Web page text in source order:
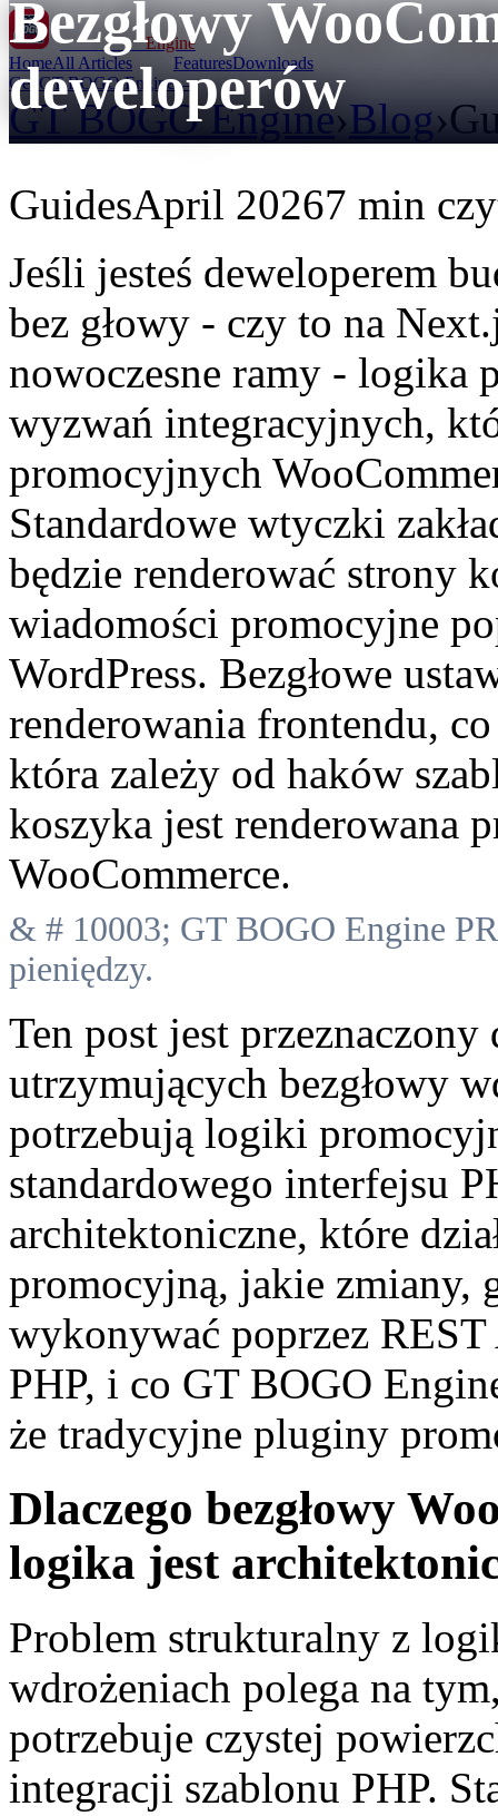
GT BOGOEngine
HomeAll Articles FeaturesDownloads
Get GT BOGO Engine →
GT BOGO Engine›Blog›
Bezgłowy
deweloperów
GuidesApril 20267 min
Jeśli jesteś deweloperem
bez głowy - czy to na
nowoczesne ramy - logika
wyzwań integracyjnych,
promocyjnych
Standardowe wtyczki
będzie renderować strony
wiadomości promocyjne
WordPress. Bezgłowe
renderowania frontendu,
która zależy od haków
koszyka jest renderowana
WooCommerce.
& # 10003; GT BOGO Engine
pieniędzy.
Ten post jest
utrzymujących bezgłowy
potrzebują logiki
standardowego interfejsu
architektoniczne, które
promocyjną, jakie zmiany,
wykonywać poprzez
PHP, i co GT BOGO
że tradycyjne pluginy
Dlaczego bezgłowy
logika jest
Problem strukturalny z
wdrożeniach polega na
potrzebuje czystej
integracji szablonu PHP.